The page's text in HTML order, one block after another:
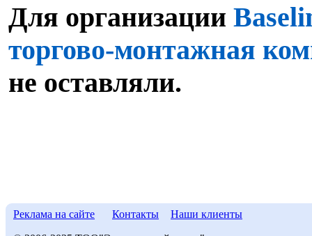
Для организации
торгово-монтажная
не оставляли.
Реклама на сайте Контакты Наши клиенты